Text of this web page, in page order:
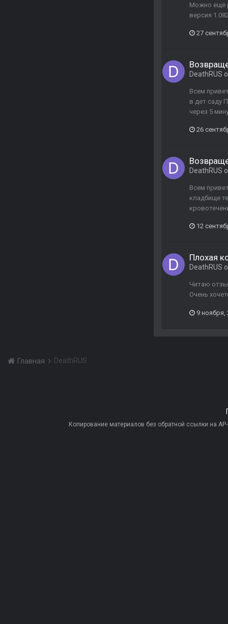
Можно ещё
версия
27
DeathRUS
Всем
в дет саду
через 5
26
DeathRUS
Всем
кладбище
12
Плохая
DeathRUS
Читаю
Очень
9 ноября,
Главная DeathRUS
Копирование материалов без обратной ссылки на